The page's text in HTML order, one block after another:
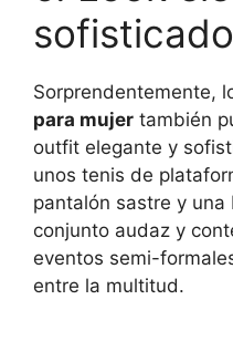
sofisticado
Sorprendentemente,
para mujer también
outfit elegante y
unos tenis de
pantalón sastre y una
conjunto audaz y
eventos semi-
entre la multitud.